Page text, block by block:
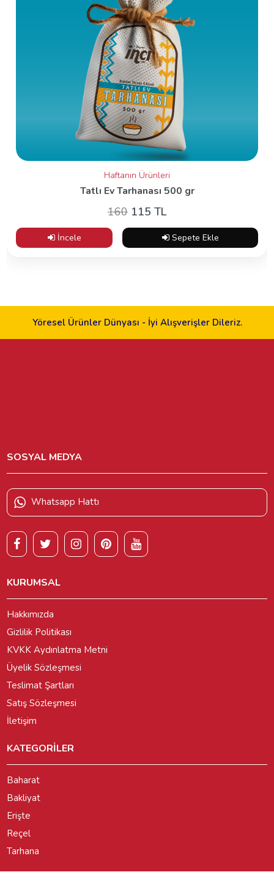
Haftanın Ürünleri
Tatlı Ev Tarhanası 500 gr
160 115 TL
İncele Sepete Ekle
Yöresel Ürünler Dünyası - İyi Alışverişler Dileriz.
SOSYAL MEDYA
Whatsapp Hattı
KURUMSAL
Hakkımızda
Gizlilik Politikası
KVKK Aydınlatma Metni
Üyelik Sözleşmesi
Teslimat Şartları
Satış Sözleşmesi
İletişim
KATEGORİLER
Baharat
Bakliyat
Erişte
Reçel
Tarhana